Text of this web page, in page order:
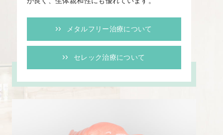
メタルフリー治療について
セレック治療について